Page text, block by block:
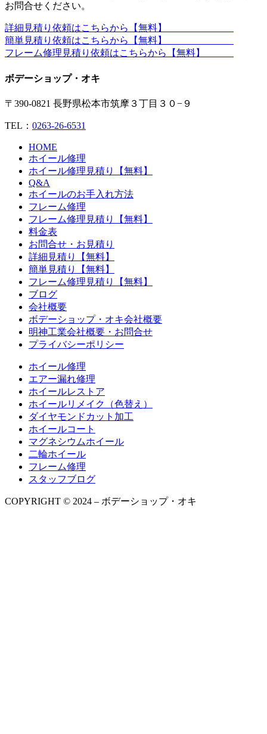
お問合せください。
詳細見積り依頼はこちらから【無料】
簡単見積り依頼はこちらから【無料】
フレーム修理見積り依頼はこちらから【無料】
ボデーショップ・オキ
〒390-0821 長野県松本市筑摩３丁目３０−９
TEL： 0263-26-6531
HOME
ホイール修理
ホイール修理見積り【無料】
Q&A
ホイールのお手入れ方法
フレーム修理
フレーム修理見積り【無料】
料金表
お問合せ・お見積り
詳細見積り【無料】
簡単見積り【無料】
フレーム修理見積り【無料】
ブログ
会社概要
ボデーショップ・オキ会社概要
明神工業会社概要・お問合せ
プライバシーポリシー
ホイール修理
エアー漏れ修理
ホイールレストア
ホイールリメイク（色替え）
ダイヤモンドカット加工
ホイールコート
マグネシウムホイール
二輪ホイール
フレーム修理
スタッフブログ
COPYRIGHT © 2024 – ボデーショップ・オキ